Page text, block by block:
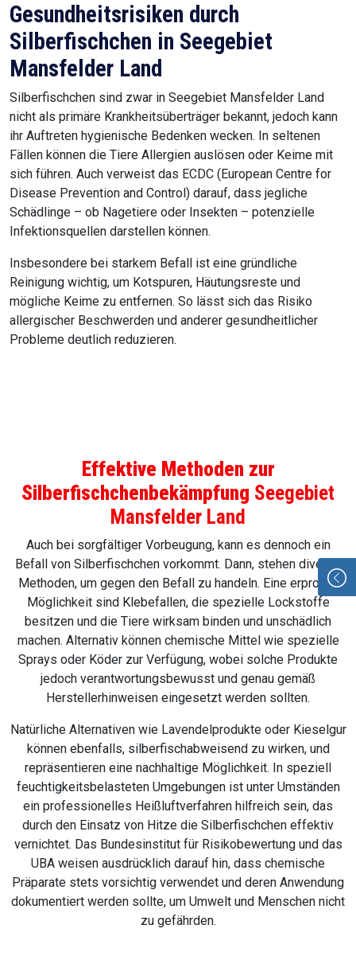
Gesundheitsrisiken durch
Silberfischchen in Seegebiet
Mansfelder Land
Silberfischchen sind zwar in Seegebiet Mansfelder Land
nicht als primäre Krankheitsüberträger bekannt, jedoch kann
ihr Auftreten hygienische Bedenken wecken. In seltenen
Fällen können die Tiere Allergien auslösen oder Keime mit
sich führen. Auch verweist das ECDC (European Centre for
Disease Prevention and Control) darauf, dass jegliche
Schädlinge – ob Nagetiere oder Insekten – potenzielle
Infektionsquellen darstellen können.
Insbesondere bei starkem Befall ist eine gründliche
Reinigung wichtig, um Kotspuren, Häutungsreste und
mögliche Keime zu entfernen. So lässt sich das Risiko
allergischer Beschwerden und anderer gesundheitlicher
Probleme deutlich reduzieren.
Effektive Methoden zur
Silberfischchenbekämpfung Seegebiet
Mansfelder Land
Auch bei sorgfältiger Vorbeugung, kann es dennoch ein
Befall von Silberfischchen vorkommt. Dann, stehen diverse
Methoden, um gegen den Befall zu handeln. Eine erprobte
Möglichkeit sind Klebefallen, die spezielle Lockstoffe
besitzen und die Tiere wirksam binden und unschädlich
machen. Alternativ können chemische Mittel wie spezielle
Sprays oder Köder zur Verfügung, wobei solche Produkte
jedoch verantwortungsbewusst und genau gemäß
Herstellerhinweisen eingesetzt werden sollten.
Natürliche Alternativen wie Lavendelprodukte oder Kieselgur
können ebenfalls, silberfischabweisend zu wirken, und
repräsentieren eine nachhaltige Möglichkeit. In speziell
feuchtigkeitsbelasteten Umgebungen ist unter Umständen
ein professionelles Heißluftverfahren hilfreich sein, das
durch den Einsatz von Hitze die Silberfischchen effektiv
vernichtet. Das Bundesinstitut für Risikobewertung und das
UBA weisen ausdrücklich darauf hin, dass chemische
Präparate stets vorsichtig verwendet und deren Anwendung
dokumentiert werden sollte, um Umwelt und Menschen nicht
zu gefährden.